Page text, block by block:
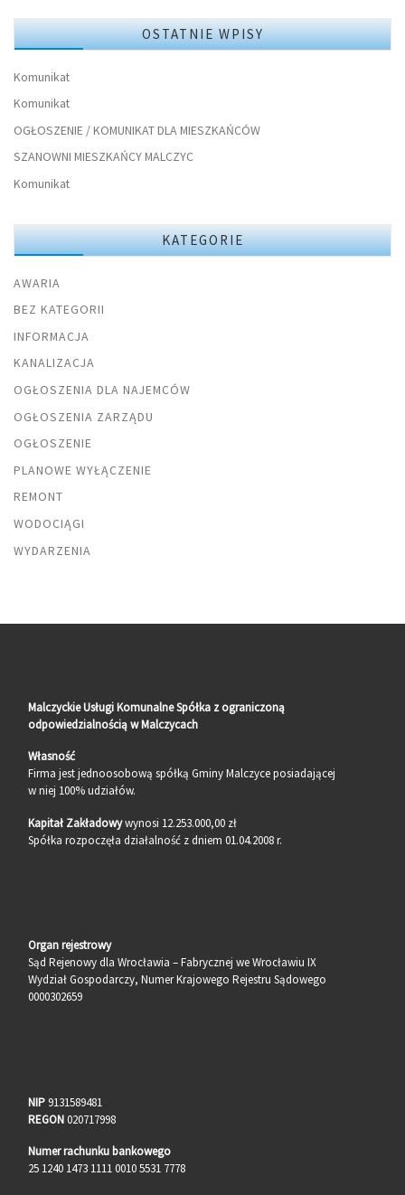
OSTATNIE WPISY
Komunikat
Komunikat
OGŁOSZENIE / KOMUNIKAT DLA MIESZKAŃCÓW
SZANOWNI MIESZKAŃCY MALCZYC
Komunikat
KATEGORIE
AWARIA
BEZ KATEGORII
INFORMACJA
KANALIZACJA
OGŁOSZENIA DLA NAJEMCÓW
OGŁOSZENIA ZARZĄDU
OGŁOSZENIE
PLANOWE WYŁĄCZENIE
REMONT
WODOCIĄGI
WYDARZENIA
Malczyckie Usługi Komunalne Spółka z ograniczoną
odpowiedzialnością w Malczycach
Własność
Firma jest jednoosobową spółką Gminy Malczyce posiadającej
w niej 100% udziałów.
Kapitał Zakładowywynosi 12.253.000,00 zł
Spółka rozpoczęła działalność z dniem 01.04.2008 r.
Organ rejestrowy
Sąd Rejenowy dla Wrocławia – Fabrycznej we Wrocławiu IX
Wydział Gospodarczy, Numer Krajowego Rejestru Sądowego
0000302659
NIP 9131589481
REGON020717998
Numer rachunku bankowego
25 1240 1473 1111 0010 5531 7778